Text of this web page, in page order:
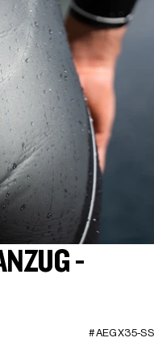
-
#AEGX35-SS